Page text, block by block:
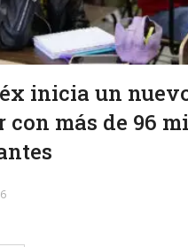
inicia un
con más de 96